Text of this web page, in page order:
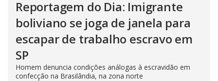
Reportagem do Dia: Imigrante
boliviano se joga de janela para
escapar de trabalho escravo em
SP
Homem denuncia condições análogas à escravidão em
confecção na Brasilândia, na zona norte